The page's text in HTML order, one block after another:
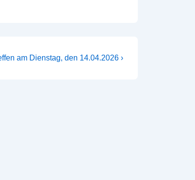
am Dienstag, den 14.04.2026 ›